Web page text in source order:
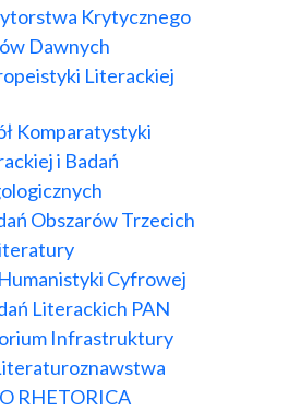
Krytycznego
Dawnych
Literackiej
Komparatystyki
i Badań
Obszarów Trzecich
Cyfrowej
Literackich PAN
Infrastruktury
RHETORICA